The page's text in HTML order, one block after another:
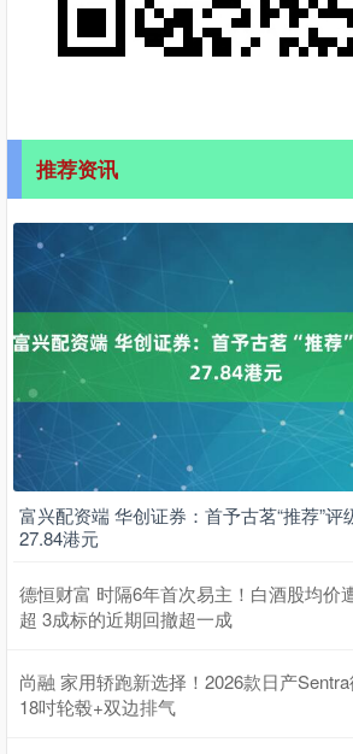
推荐资讯
富兴配资端 华创证券：首予古茗“推荐”评
27.84港元
德恒财富 时隔6年首次易主！白酒股均价
超 3成标的近期回撤超一成
尚融 家用轿跑新选择！2026款日产Sentra
18吋轮毂+双边排气